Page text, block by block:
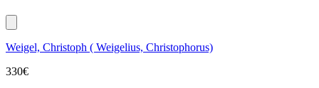
Weigel, Christoph ( Weigelius, Christophorus)
330€